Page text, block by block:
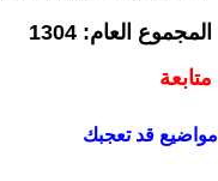
المجموع العام: 1304
متابعة
مواضيع قد تعجبك